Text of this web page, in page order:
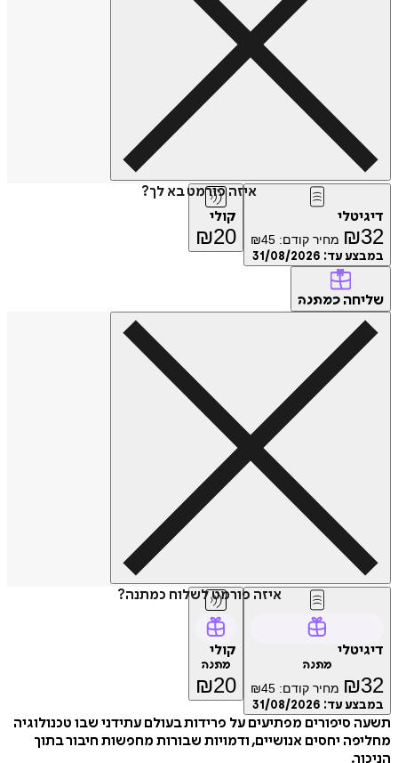
איזה פורמט בא לך?
₪ מחיר קודם: ₪45
עד:31/08/2026
קולי
₪20
כמתנה
איזה פורמט לשלוח כמתנה?
מתנה
₪ מחיר קודם: ₪45
עד:31/08/2026
קולי
מתנה
₪20
סיפורים מפתיעים על פרידות בעולם עתידני שבו טכנולוגיה
יחסים אנושיים, ודמויות שבורות מחפשות חיבור בתוך